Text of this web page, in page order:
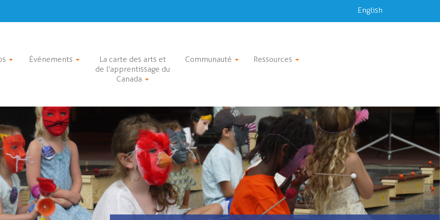
English
Événements
La carte des arts et
de l'apprentissage du
Canada
Communauté Ressources